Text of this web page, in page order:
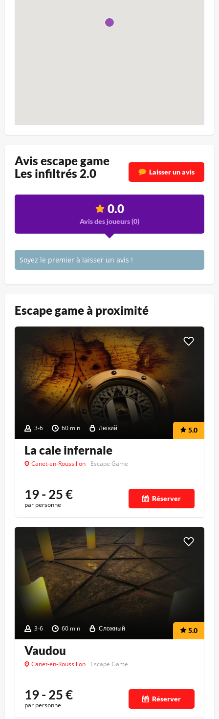
Avis escape game
Les infiltrés 2.0
Laisser un avis
0.0
Avis des joueurs (0)
Soyez le premier à laisser un avis !
Escape game à proximité
3-6 60 min Легкий 5.0
La cale infernale
Canet-en-Roussillon Escape Game
19 - 25€
par personne
Réserver
3-6 60 min Сложный 5.0
Vaudou
Canet-en-Roussillon Escape Game
19 - 25€
par personne
Réserver